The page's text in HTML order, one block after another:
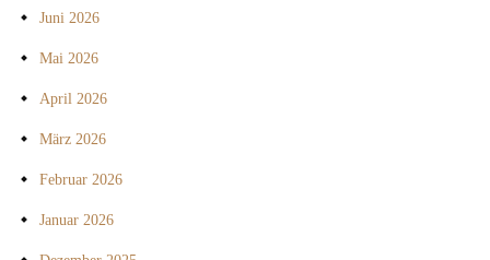
Juni 2026
Mai 2026
April 2026
März 2026
Februar 2026
Januar 2026